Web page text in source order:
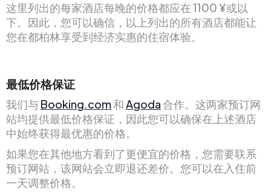
这里列出的每家酒店每晚的价格都应在 1100 ¥或以
下。因此，您可以确信，以上列出的所有酒店都能让
您在都柏林享受到经济实惠的住宿体验。
最低价格保证
我们与Booking.com和Agoda合作。这两家预订网
站均提供最低价格保证，因此您可以确保在上述酒店
中始终获得最优惠的价格。
如果您在其他地方看到了更便宜的价格，您需要联系
预订网站，该网站会立即退还差价。您可以在入住前
一天调整价格。